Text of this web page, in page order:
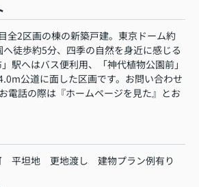
全2区画の棟の新築戸建。東京ドーム約
徒歩約5分、四季の自然を身近に感じる
駅へはバス便利用、「神代植物公園前」
公道に面した区画です。お問い合わせ
話の際は『ホームページを見た』とお
平坦地 更地渡し 建物プラン例有り